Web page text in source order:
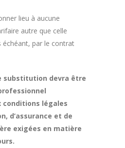
lieu à aucune
autre que celle
échéant, par le contrat
substitution devra être
légales
d’assurance et de
exigées en matière